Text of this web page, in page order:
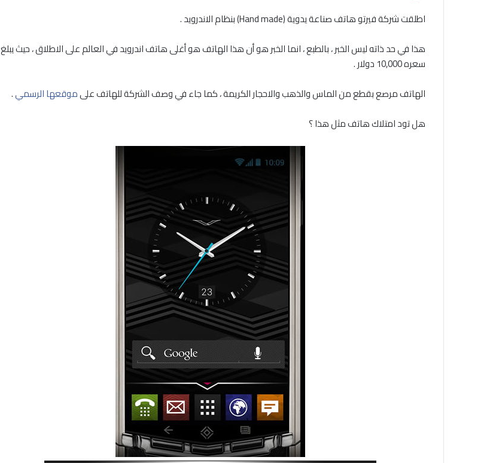
اطلقت شركة فيرتو هاتف صناعة يدوية (Hand made) بنظام الاندرويد .
هذا في حد ذاته ليس الخبر ، بالطبع ، انما الخبر هو أن هذا الهاتف هو أغلى هاتف اندرويد في العالم على الاطلاق ، حيث يبلغ
سعره 10,000 دولار .
الهاتف مرصع بقطع من الماس والذهب والاحجار الكريمة ، كما جاء في وصف الشركة للهاتف علىموقعها الرسمي.
هل تود امتلاك هاتف مثل هذا ؟